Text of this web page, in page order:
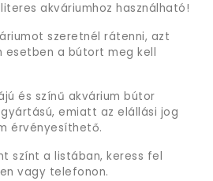
akváriumhoz használható!
szeretnél rátenni, azt
esetben a bútort meg kell
és színű akvárium bútor
emiatt az elállási jog
érvényesíthető.
színt a listában, keress fel
vagy telefonon.